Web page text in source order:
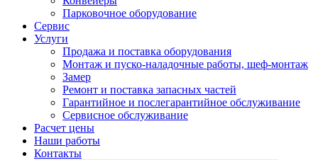
Парковочное оборудование
Сервис
Услуги
Продажа и поставка оборудования
Монтаж и пуско-наладочные работы, шеф-монтаж
Замер
Ремонт и поставка запасных частей
Гарантийное и послегарантийное обслуживание
Сервисное обслуживание
Расчет цены
Наши работы
Контакты